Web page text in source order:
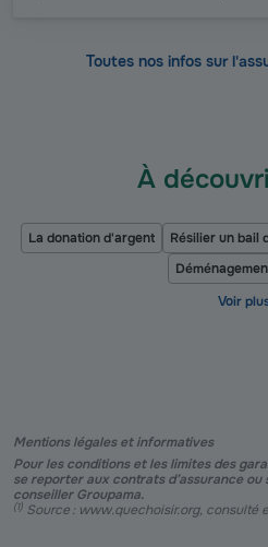
Toutes nos infos sur
À
La donation d'argent
Mentions légales et informatives
Pour les conditions et les limites des
se reporter aux contrats d’assurance
conseiller Groupama.
(1) Source : www.quechoisir.org, consulté